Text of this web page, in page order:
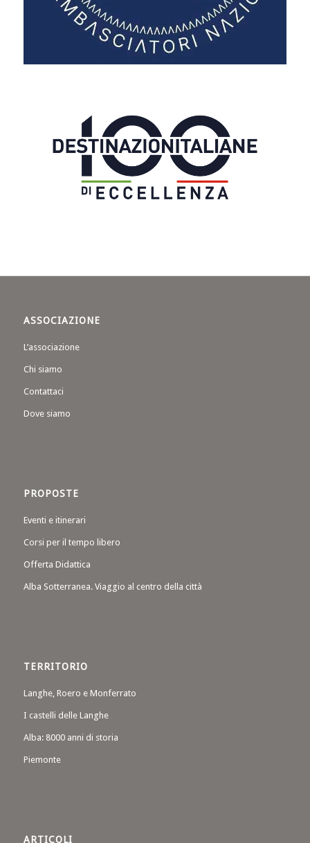
ASSOCIAZIONE
L’associazione
Chi siamo
Contattaci
Dove siamo
PROPOSTE
Eventi e itinerari
Corsi per il tempo libero
Offerta Didattica
Alba Sotterranea. Viaggio al centro della città
TERRITORIO
Langhe, Roero e Monferrato
I castelli delle Langhe
Alba: 8000 anni di storia
Piemonte
ARTICOLI